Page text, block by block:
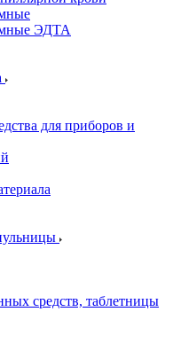
ЭДТА
для приборов и
средств, таблетницы